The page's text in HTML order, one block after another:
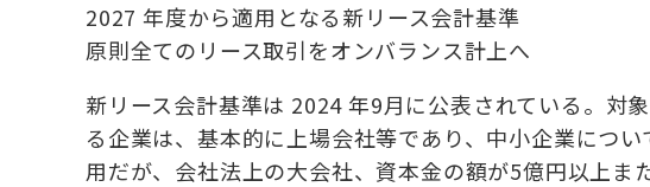
2027 年度から適用となる新リース会計基準
原則全てのリース取引をオンバランス計上へ
新リース会計基準は 2024 年9月に公表されている。対
る企業は、基本的に上場会社等であり、中小企業につい
用だが、会社法上の大会社、資本金の額が5億円以上ま